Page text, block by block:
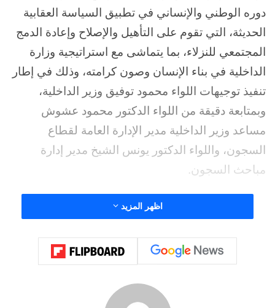
دوره الوطني والإنساني في تطبيق السياسة العقابية
الحديثة، التي تقوم على التأهيل والإصلاح وإعادة الدمج
المجتمعي للنزلاء، بما يتماشى مع استراتيجية وزارة
الداخلية في بناء الإنسان وصون كرامته، وذلك في إطار
تنفيذ توجيهات اللواء محمود توفيق وزير الداخلية،
وبمتابعة دقيقة من اللواء الدكتور محمود عشوش
مساعد وزير الداخلية مدير الإدارة العامة لقطاع
السجون، واللواء الدكتور يونس الشيخ مدير إدارة
مباحث السجون.
ويعمل مركز الإصلاح والتأهيل 6 تحت قيادة واعية
والتأهيل 6 بوادي النطرون، واللواء رامي خلف مدير
مباحث المركز، والرائد تامر عون رئيس مباحث مركز
الإصلاح والتأهيل 6، وبمشاركة العميد محمد خلاف،
حيث شهد المركز تطويراً ملحوظاً في منظومة الرعاية
اظهر المزيد